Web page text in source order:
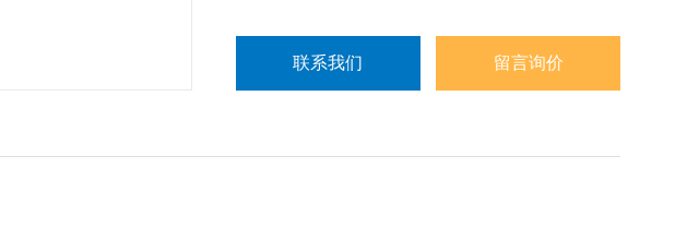
联系我们 留言询价